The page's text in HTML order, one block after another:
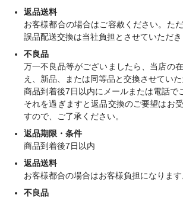
返品送料
お客様都合の場合はご容赦ください。た
誤品配送交換は当社負担とさせていただき
不良品
万一不良品等がございましたら、当店の
え、新品、または同等品と交換させていた
商品到着後7日以内にメールまたは電話で
それを過ぎますと返品交換のご要望はお
すので、ご了承ください。
返品期限・条件
商品到着後7日以内
返品送料
お客様都合の場合はお客様負担になります
不良品